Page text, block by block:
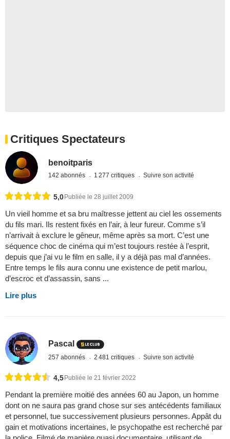
Critiques Spectateurs
benoitparis
142 abonnés 1 277 critiques Suivre son activité
5,0 Publiée le 28 juillet 2009
Un vieil homme et sa bru maîtresse jettent au ciel les ossements
du fils mari. Ils restent fixés en l’air, à leur fureur. Comme s’il
n’arrivait à exclure le gêneur, même après sa mort. C’est une
séquence choc de cinéma qui m’est toujours restée à l’esprit,
depuis que j’ai vu le film en salle, il y a déjà pas mal d’années.
Entre temps le fils aura connu une existence de petit marlou,
d’escroc et d’assassin, sans ...
Lire plus
Pascal
257 abonnés 2 481 critiques Suivre son activité
4,5 Publiée le 21 février 2022
Pendant la première moitié des années 60 au Japon, un homme
dont on ne saura pas grand chose sur ses antécédents familiaux
et personnel, tue successivement plusieurs personnes. Appât du
gain et motivations incertaines, le psychopathe est recherché par